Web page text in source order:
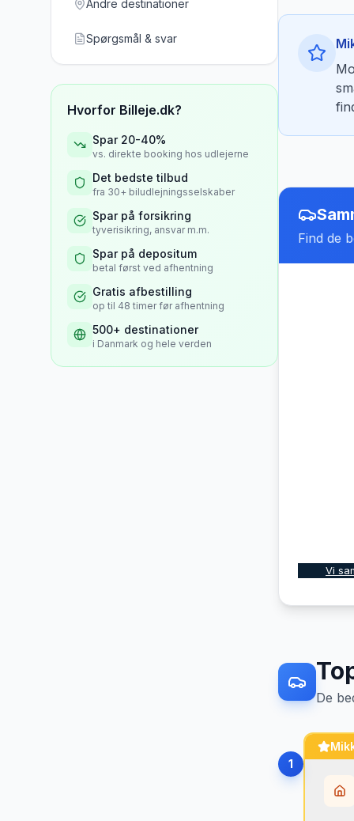
Andre destinationer
Spørgsmål & svar
Hvorfor Billeje.dk?
Spar 20-40%
vs. direkte booking hos udlejerne
Det bedste tilbud
fra 30+ biludlejningsselskaber
Spar på forsikring
tyverisikring, ansvar m.m.
Spar på depositum
betal først ved afhentning
Gratis afbestilling
op til 48 timer før afhentning
500+ destinationer
i Danmark og hele verden
Find de
Vi
De
1